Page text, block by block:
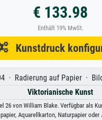
€ 133.98
Enthält 19% MwSt.
Kunstdruck
· Radierung auf Papier ·
Viktorianische Kunst
26 von William Blake. Verfügbar als
Aquarellkarton, Naturpapier oder